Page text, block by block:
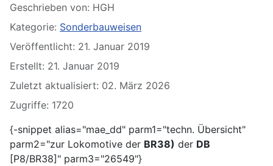
Geschrieben von: HGH
Kategorie: Sonderbauweisen
Veröffentlicht: 21. Januar 2019
Erstellt: 21. Januar 2019
Zuletzt aktualisiert: 02. März 2026
Zugriffe: 1720
{-snippet alias="mae_dd" parm1="techn. Übersicht"
parm2="zur Lokomotive der BR38) der DB
[P8/BR38]" parm3="26549"}